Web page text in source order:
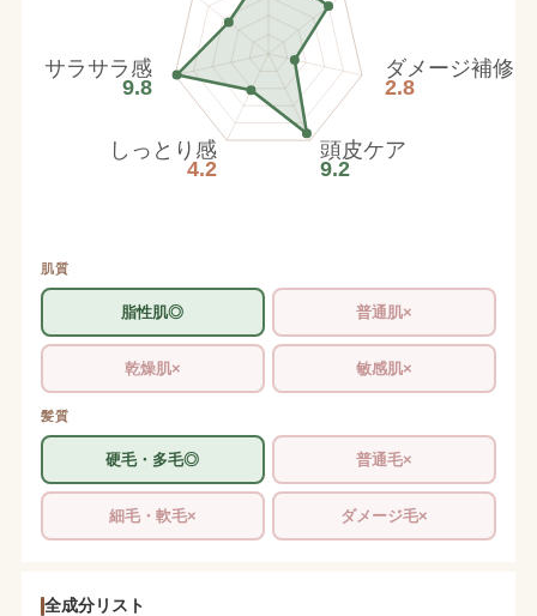
ダメージ補修
2.8
頭皮ケア
9.2
しっとり感
4.2
サラサラ感
9.8
肌質
脂性肌◎ 普通肌×
乾燥肌× 敏感肌×
髪質
硬毛・多毛◎ 普通毛×
細毛・軟毛× ダメージ毛×
全成分リスト